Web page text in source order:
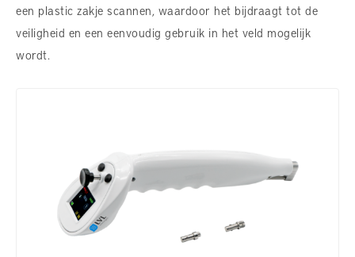
een plastic zakje scannen, waardoor het bijdraagt tot de
veiligheid en een eenvoudig gebruik in het veld mogelijk
wordt.